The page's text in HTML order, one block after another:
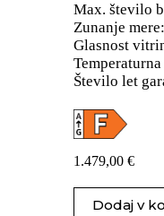
Max. število
Zunanje
Glasnost
Število let
1.479,00 €
Dodaj v